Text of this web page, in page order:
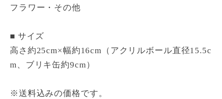
フラワー・その他
■ サイズ
高さ約25cm×幅約16cm（アクリルボール直径15.5c
m、ブリキ缶約9cm）
※送料込みの価格です。